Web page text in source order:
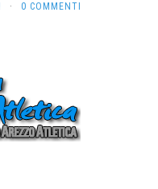
· 0 COMMENTI